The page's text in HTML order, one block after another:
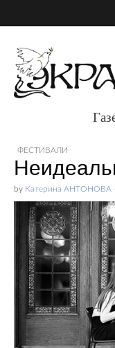
ФЕСТИВАЛИ
by Катерина АНТОНОВА